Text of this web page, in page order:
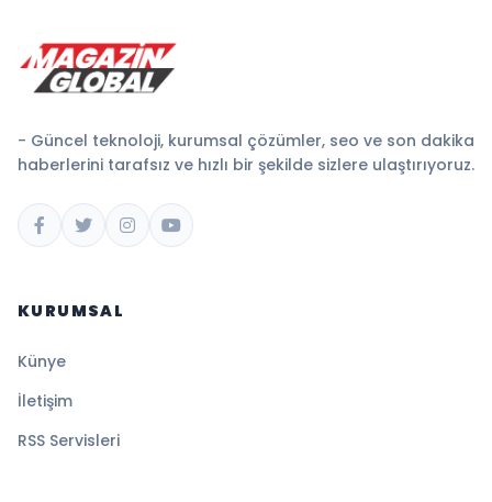
- Güncel teknoloji, kurumsal çözümler, seo ve son dakika
haberlerini tarafsız ve hızlı bir şekilde sizlere ulaştırıyoruz.
KURUMSAL
Künye
İletişim
RSS Servisleri